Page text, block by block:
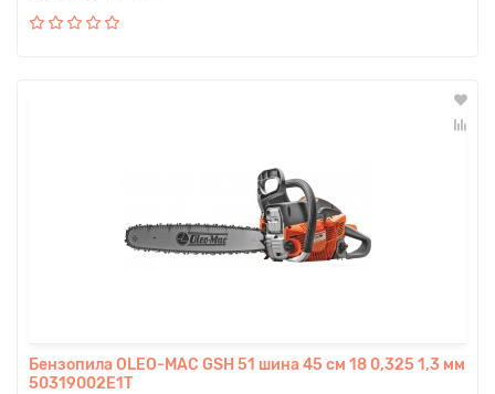
Бензопила OLEO-MAC GSH 51 шина 45 см 18 0,325 1,3 мм
50319002E1T